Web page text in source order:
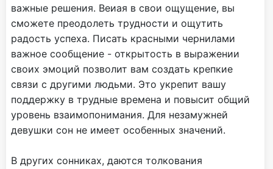
важные решения. Веиая в свои ощущение, вы
сможете преодолеть трудности и ощутить
радость успеха. Писать красными чернилами
важное сообщение - открытость в выражении
своих эмоций позволит вам создать крепкие
связи с другими людьми. Это укрепит вашу
поддержку в трудные времена и повысит общий
уровень взаимопонимания. Для незамужней
девушки сон не имеет особенных значений.
В других сонниках, даются толкования